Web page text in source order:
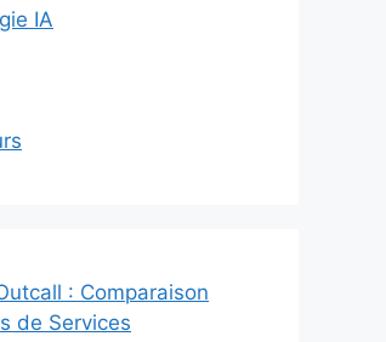
IA
: Comparaison
de Services